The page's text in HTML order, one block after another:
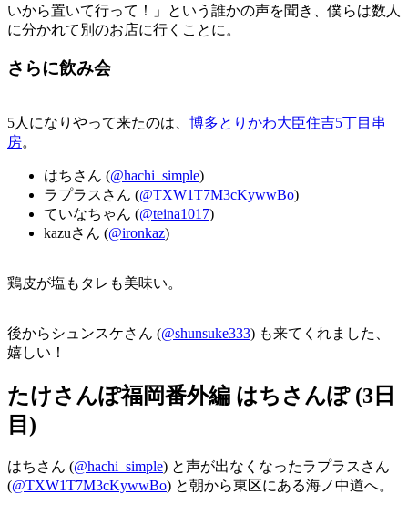
いから置いて行って！」という誰かの声を聞き、僕らは数人
に分かれて別のお店に行くことに。
さらに飲み会
5人になりやって来たのは、 博多とりかわ大臣住吉5丁目串
房。
はちさん (@hachi_simple)
ラプラスさん (@TXW1T7M3cKywwBo)
ていなちゃん (@teina1017)
kazuさん (@ironkaz)
鶏皮が塩もタレも美味い。
後からシュンスケさん (@shunsuke333) も来てくれました、
嬉しい！
たけさんぽ福岡番外編 はちさんぽ (3日
目)
はちさん (@hachi_simple) と声が出なくなったラプラスさん
(@TXW1T7M3cKywwBo) と朝から東区にある海ノ中道へ。